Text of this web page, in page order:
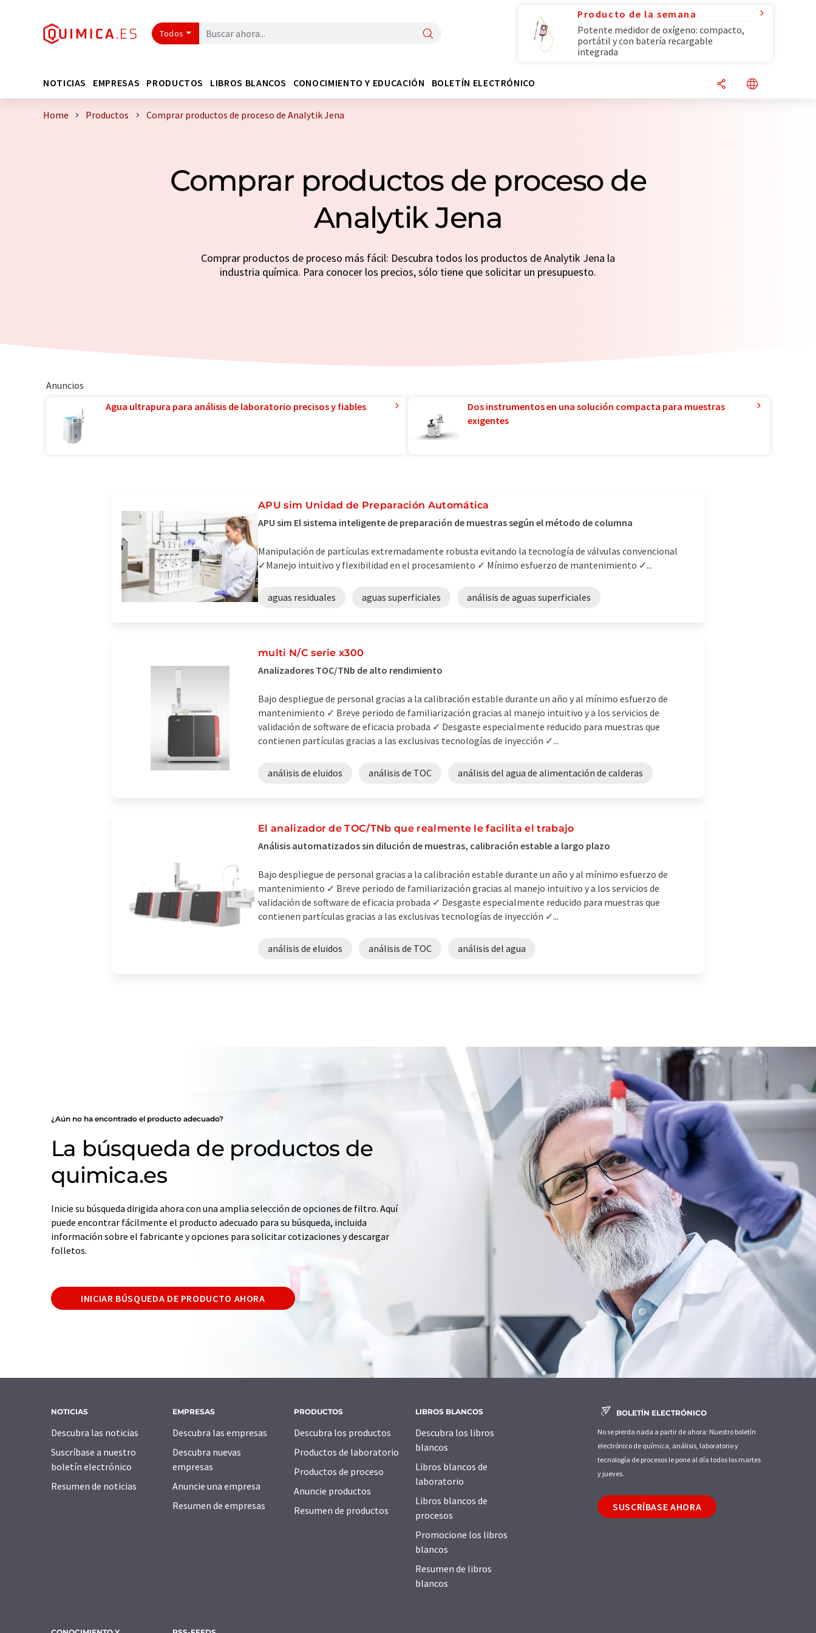
Todos
Producto de la semana
Potente medidor de oxígeno: compacto,
portátil y con batería recargable
integrada
NOTICIAS EMPRESAS PRODUCTOS LIBROS BLANCOS CONOCIMIENTO Y EDUCACIÓN BOLETÍN ELECTRÓNICO
Home Productos Comprar productos de proceso de Analytik Jena
Comprar productos de proceso de
Analytik Jena
Comprar productos de proceso más fácil: Descubra todos los productos de Analytik Jena la
industria química. Para conocer los precios, sólo tiene que solicitar un presupuesto.
Anuncios
Agua ultrapura para análisis de laboratorio precisos y fiables
Dos instrumentos en una solución compacta para muestras
exigentes
APU sim Unidad de Preparación Automática
APU sim El sistema inteligente de preparación de muestras según el método de columna
Manipulación de partículas extremadamente robusta evitando la tecnología de válvulas convencional
✓Manejo intuitivo y flexibilidad en el procesamiento ✓ Mínimo esfuerzo de mantenimiento ✓...
aguas residuales aguas superficiales análisis de aguas superficiales
multi N/C serie x300
Analizadores TOC/TNb de alto rendimiento
Bajo despliegue de personal gracias a la calibración estable durante un año y al mínimo esfuerzo de
mantenimiento ✓ Breve periodo de familiarización gracias al manejo intuitivo y a los servicios de
validación de software de eficacia probada ✓ Desgaste especialmente reducido para muestras que
contienen partículas gracias a las exclusivas tecnologías de inyección ✓...
análisis de eluidos análisis de TOC análisis del agua de alimentación de calderas
El analizador de TOC/TNb que realmente le facilita el trabajo
Análisis automatizados sin dilución de muestras, calibración estable a largo plazo
Bajo despliegue de personal gracias a la calibración estable durante un año y al mínimo esfuerzo de
mantenimiento ✓ Breve periodo de familiarización gracias al manejo intuitivo y a los servicios de
validación de software de eficacia probada ✓ Desgaste especialmente reducido para muestras que
contienen partículas gracias a las exclusivas tecnologías de inyección ✓...
análisis de eluidos análisis de TOC análisis del agua
¿Aún no ha encontrado el producto adecuado?
La búsqueda de productos de
quimica.es
Inicie su búsqueda dirigida ahora con una amplia selección de opciones de filtro. Aquí
puede encontrar fácilmente el producto adecuado para su búsqueda, incluida
información sobre el fabricante y opciones para solicitar cotizaciones y descargar
folletos.
INICIAR BÚSQUEDA DE PRODUCTO AHORA
NOTICIAS
Descubra las noticias
Suscríbase a nuestro
boletín electrónico
Resumen de noticias
EMPRESAS
Descubra las empresas
Descubra nuevas
empresas
Anuncie una empresa
Resumen de empresas
PRODUCTOS
Descubra los productos
Productos de laboratorio
Productos de proceso
Anuncie productos
Resumen de productos
LIBROS BLANCOS
Descubra los libros
blancos
Libros blancos de
laboratorio
Libros blancos de
procesos
Promocione los libros
blancos
Resumen de libros
blancos
BOLETÍN ELECTRÓNICO
No se pierda nada a partir de ahora: Nuestro boletín
electrónico de química, análisis, laboratorio y
tecnología de procesos le pone al día todos los martes
y jueves.
SUSCRÍBASE AHORA